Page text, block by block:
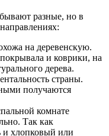
разные, но в
на деревенскую.
и коврики, на
дерева.
страны.
получаются
комнате
Так как
и хлопковый или